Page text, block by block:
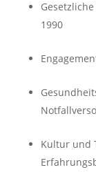
1990
Kultur und